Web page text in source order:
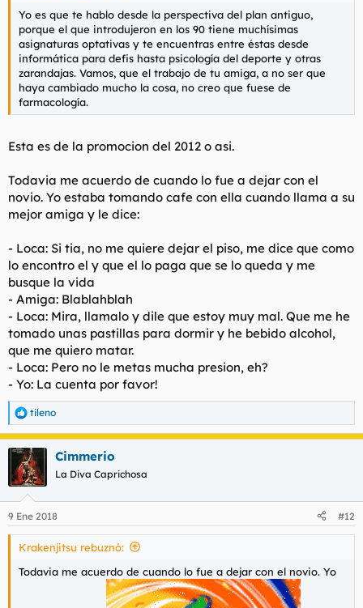
Yo es que te hablo desde la perspectiva del plan antiguo,
porque el que introdujeron en los 90 tiene muchísimas
asignaturas optativas y te encuentras entre éstas desde
informática para defis hasta psicología del deporte y otras
zarandajas. Vamos, que el trabajo de tu amiga, a no ser que
haya cambiado mucho la cosa, no creo que fuese de
farmacología.
Esta es de la promocion del 2012 o asi.
Todavia me acuerdo de cuando lo fue a dejar con el
novio. Yo estaba tomando cafe con ella cuando llama a su
mejor amiga y le dice:
- Loca: Si tia, no me quiere dejar el piso, me dice que como
lo encontro el y que el lo paga que se lo queda y me
busque la vida
- Amiga: Blablahblah
- Loca: Mira, llamalo y dile que estoy muy mal. Que me he
tomado unas pastillas para dormir y he bebido alcohol,
que me quiero matar.
- Loca: Pero no le metas mucha presion, eh?
- Yo: La cuenta por favor!
R
e
a
c
c
i
e
s
tileno
Cimmerio
La Diva Caprichosa
9 Ene 2018 #12
Krakenjitsu rebuznó:
Todavia me acuerdo de cuando lo fue a dejar con el novio. Yo